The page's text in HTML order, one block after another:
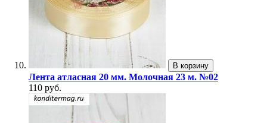
В корзину
Лента атласная 20 мм. Молочная 23 м. №02
110 руб.